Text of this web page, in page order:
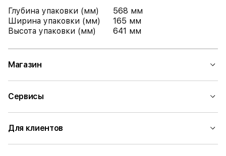
Глубина упаковки (мм)
568 мм
Ширина упаковки (мм)
165 мм
Высота упаковки (мм)
641 мм
Магазин
Сервисы
Для клиентов